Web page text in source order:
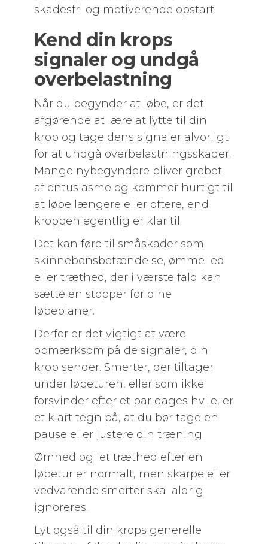
skadesfri og motiverende opstart.
Kend din krops
signaler og undgå
overbelastning
Når du begynder at løbe, er det
afgørende at lære at lytte til din
krop og tage dens signaler alvorligt
for at undgå overbelastningsskader.
Mange nybegyndere bliver grebet
af entusiasme og kommer hurtigt til
at løbe længere eller oftere, end
kroppen egentlig er klar til.
Det kan føre til småskader som
skinnebensbetændelse, ømme led
eller træthed, der i værste fald kan
sætte en stopper for dine
løbeplaner.
Derfor er det vigtigt at være
opmærksom på de signaler, din
krop sender. Smerter, der tiltager
under løbeturen, eller som ikke
forsvinder efter et par dages hvile, er
et klart tegn på, at du bør tage en
pause eller justere din træning.
Ømhed og let træthed efter en
løbetur er normalt, men skarpe eller
vedvarende smerter skal aldrig
ignoreres.
Lyt også til din krops generelle